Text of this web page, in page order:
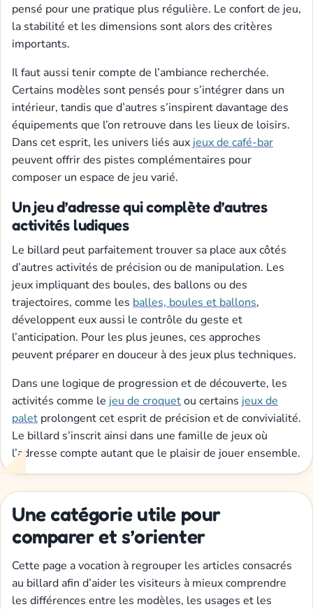
pensé pour une pratique plus régulière. Le confort de jeu,
la stabilité et les dimensions sont alors des critères
importants.
Il faut aussi tenir compte de l’ambiance recherchée.
Certains modèles sont pensés pour s’intégrer dans un
intérieur, tandis que d’autres s’inspirent davantage des
équipements que l’on retrouve dans les lieux de loisirs.
Dans cet esprit, les univers liés aux jeux de café-bar
peuvent offrir des pistes complémentaires pour
composer un espace de jeu varié.
Un jeu d’adresse qui complète d’autres
activités ludiques
Le billard peut parfaitement trouver sa place aux côtés
d’autres activités de précision ou de manipulation. Les
jeux impliquant des boules, des ballons ou des
trajectoires, comme les balles, boules et ballons,
développent eux aussi le contrôle du geste et
l’anticipation. Pour les plus jeunes, ces approches
peuvent préparer en douceur à des jeux plus techniques.
Dans une logique de progression et de découverte, les
activités comme le jeu de croquetou certains jeux de
palet prolongent cet esprit de précision et de convivialité.
Le billard s’inscrit ainsi dans une famille de jeux où
l’adresse compte autant que le plaisir de jouer ensemble.
Une catégorie utile pour
comparer et s’orienter
Cette page a vocation à regrouper les articles consacrés
au billard afin d’aider les visiteurs à mieux comprendre
les différences entre les modèles, les usages et les